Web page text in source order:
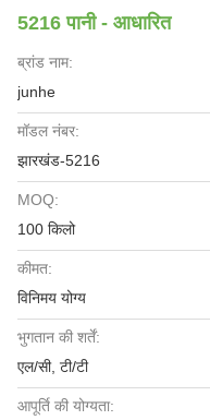
5216 पानी - आधारित
ब्रांड नाम:
junhe
मॉडल नंबर:
झारखंड-5216
MOQ:
100 किलो
कीमत:
विनिमय योग्य
भुगतान की शर्तें:
एल/सी, टी/टी
आपूर्ति की योग्यता: